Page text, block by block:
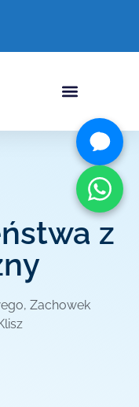
z
, Zachowek